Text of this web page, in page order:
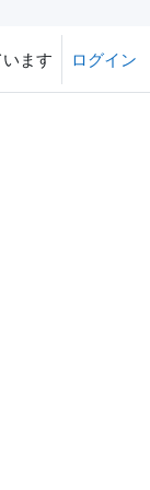
ます ログイン